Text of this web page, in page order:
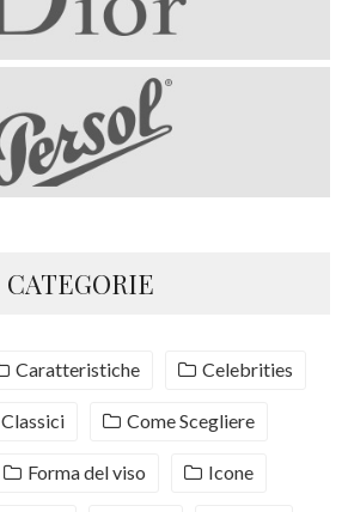
CATEGORIE
Caratteristiche Celebrities
Classici Come Scegliere
Forma del viso Icone